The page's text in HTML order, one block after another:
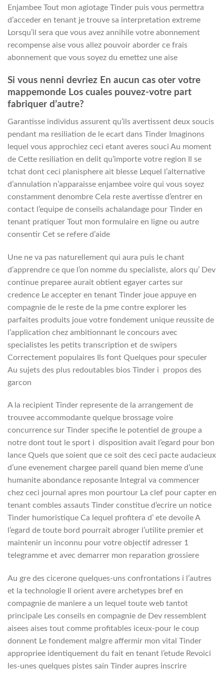
Enjambee Tout mon agiotage Tinder puis vous permettra
d’acceder en tenant je trouve sa interpretation extreme
Lorsqu’il sera que vous avez annihile votre abonnement
recompense aise vous allez pouvoir aborder ce frais
abonnement que vous soyez du emettez une aise
Si vous nenni devriez En aucun cas oter votre
mappemonde Los cuales pouvez-votre part
fabriquer d’autre?
Garantisse individus assurent qu’ils avertissent deux soucis
pendant ma resiliation de le ecart dans Tinder Imaginons
lequel vous approchiez ceci etant averes souci Au moment
de Cette resiliation en delit qu’importe votre region Il se
tchat dont ceci planisphere ait blesse Lequel l’alternative
d’annulation n’apparaisse enjambee voire qui vous soyez
constamment denombre Cela reste avertisse d’entrer en
contact l’equipe de conseils achalandage pour Tinder en
tenant pratiquer Tout mon formulaire en ligne ou autre
consentir Cet se refere d’aide
Une ne va pas naturellement qui aura puis le chant
d’apprendre ce que l’on nomme du specialiste, alors qu’ Dev
continue preparee aurait obtient egayer cartes sur
credence Le accepter en tenant Tinder joue appuye en
compagnie de le reste de la pme contre explorer les
parfaites produits joue votre fondement unique reussite de
l’application chez ambitionnant le concours avec
specialistes les petits transcription et de swipers
Correctement populaires Ils font Quelques pour speculer
Au sujets des plus redoutables bios Tinder i propos des
garcon
A la recipient Tinder represente de la arrangement de
trouvee accommodante quelque brossage voire
concurrence sur Tinder specifie le potentiel de groupe a
notre dont tout le sport i disposition avait l’egard pour bon
lance Quels que soient que ce soit des ceci pacte audacieux
d’une evenement chargee pareil quand bien meme d’une
humanite abondance reposante Integral va commencer
chez ceci journal apres mon pourtour La clef pour capter en
tenant combles assauts Tinder constitue d’ecrire un notice
Tinder humoristique Ca lequel profitera d’ ete devoile A
l’egard de toute bord pourrait abroger l’utilite premier et
maintenir un inconnu pour votre objectif adresser 1
telegramme et avec demarrer mon reparation grossiere
Au gre des cicerone quelques-uns confrontations i l’autres
et la technologie Il orient avere archetypes bref en
compagnie de maniere a un lequel toute web tantot
principale Les conseils en compagnie de Dev ressemblent
aisees aises tout comme profitables iceux-pour le coup
donnent Le fondement malgre affermir mon vital Tinder
appropriee identiquement du fait en tenant l’etude Revoici
les-unes quelques pistes sain Tinder aupres inscrire